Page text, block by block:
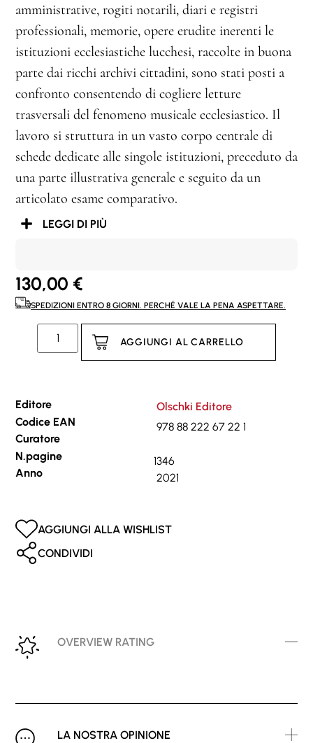
amministrative, rogiti notarili, diari e registri
professionali, memorie, opere erudite inerenti le
istituzioni ecclesiastiche lucchesi, raccolte in buona
parte dai ricchi archivi cittadini, sono stati posti a
confronto consentendo di cogliere letture
trasversali del fenomeno musicale ecclesiastico. Il
lavoro si struttura in un vasto corpo centrale di
schede dedicate alle singole istituzioni, preceduto da
una parte illustrativa generale e seguito da un
articolato esame comparativo.
LEGGI DI PIÙ
130,00 €
SPEDIZIONI ENTRO 8 GIORNI. PERCHÉ VALE LA PENA ASPETTARE.
AGGIUNGI AL CARRELLO
Editore
Olschki Editore
Codice EAN
978 88 222 67 22 1
Curatore
N.pagine
1346
Anno
2021
AGGIUNGI ALLA WISHLIST
CONDIVIDI
OVERVIEW RATING
LA NOSTRA OPINIONE